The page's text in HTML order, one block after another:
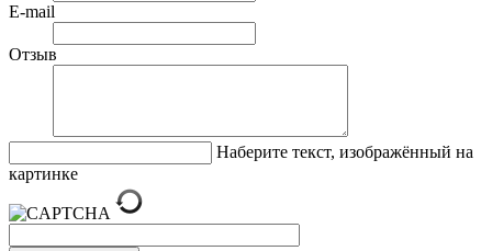
E-mail
Отзыв
Наберите текст, изображённый на
картинке